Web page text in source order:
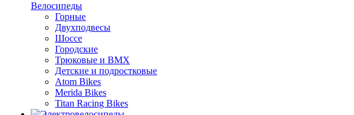
Велосипеды
Горные
Двухподвесы
Шоссе
Городские
Трюковые и BMX
Детские и подростковые
Atom Bikes
Merida Bikes
Titan Racing Bikes